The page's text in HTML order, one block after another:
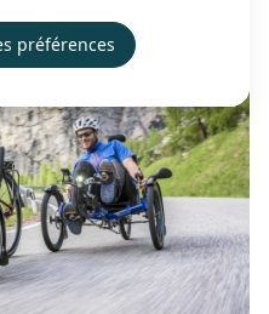
préférences